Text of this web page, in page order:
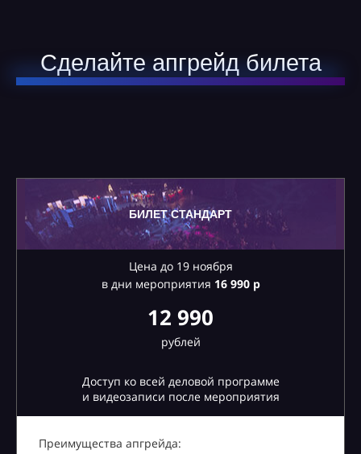
Сделайте апгрейд билета
БИЛЕТ СТАНДАРТ
Цена до 19 ноября
в дни мероприятия 16990 р
12 990
рублей
Доступ ко всей деловой программе
и видеозаписи после мероприятия
Преимущества апгрейда: